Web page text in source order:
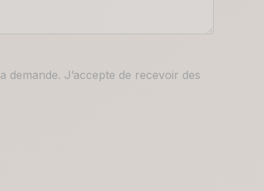
demande. J’accepte de recevoir des